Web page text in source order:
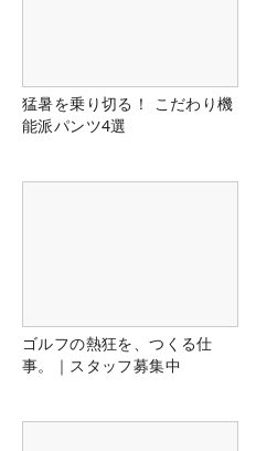
猛暑を乗り切る！ こだわり機
能派パンツ4選
ゴルフの熱狂を、つくる仕
事。｜スタッフ募集中